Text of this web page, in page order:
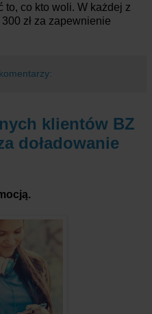
to, co kto woli. W każdej z
zł za zapewnienie
klientów BZ
doładowanie